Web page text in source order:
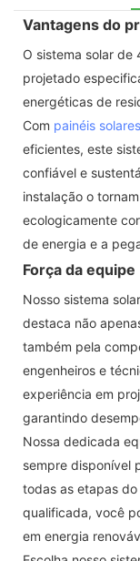
Vantagens do
O sistema solar de
projetado
energéticas de
Com painéis solares
eficientes, este
confiável e
instalação o
ecologicamente
de energia e a
Força da equipe
Nosso sistema
destaca não
também pela
engenheiros e
experiência em
garantindo
Nossa dedicada
sempre disponível
todas as etapas
qualificada, você
em energia